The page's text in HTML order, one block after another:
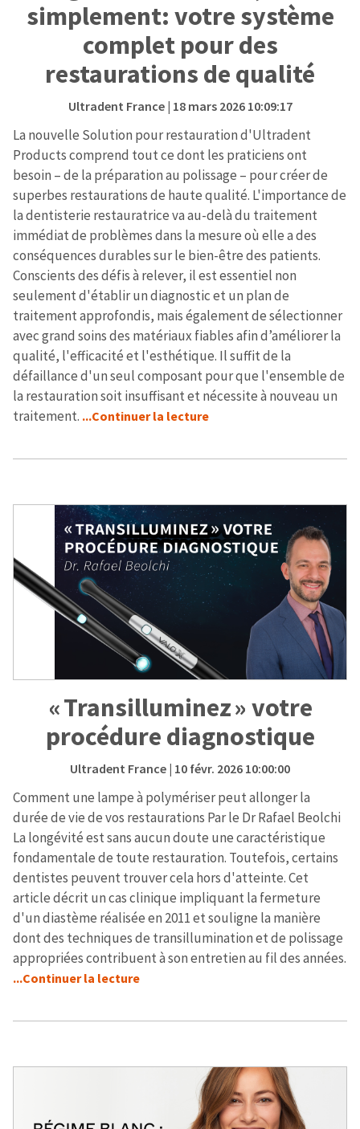
simplement: votre système
complet pour des
restaurations de qualité
Ultradent France| 18 mars 2026 10:09:17
La nouvelle Solution pour restauration d'Ultradent
Products comprend tout ce dont les praticiens ont
besoin – de la préparation au polissage – pour créer de
superbes restaurations de haute qualité. L'importance de
la dentisterie restauratrice va au-delà du traitement
immédiat de problèmes dans la mesure où elle a des
conséquences durables sur le bien-être des patients.
Conscients des défis à relever, il est essentiel non
seulement d'établir un diagnostic et un plan de
traitement approfondis, mais également de sélectionner
avec grand soins des matériaux fiables afin d’améliorer la
qualité, l'efficacité et l'esthétique. Il suffit de la
défaillance d'un seul composant pour que l'ensemble de
la restauration soit insuffisant et nécessite à nouveau un
traitement. ...Continuer la lecture
« Transilluminez » votre
procédure diagnostique
Ultradent France| 10 févr. 2026 10:00:00
Comment une lampe à polymériser peut allonger la
durée de vie de vos restaurations Par le Dr Rafael Beolchi
La longévité est sans aucun doute une caractéristique
fondamentale de toute restauration. Toutefois, certains
dentistes peuvent trouver cela hors d'atteinte. Cet
article décrit un cas clinique impliquant la fermeture
d'un diastème réalisée en 2011 et souligne la manière
dont des techniques de transillumination et de polissage
appropriées contribuent à son entretien au fil des années.
...Continuer la lecture